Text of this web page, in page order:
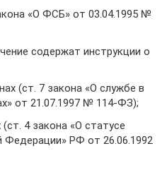
«О ФСБ» от 03.04.1995 №
содержат инструкции о
(ст. 7 закона «О службе в
от 21.07.1997 № 114-ФЗ);
4 закона «О статусе
Федерации» РФ от 26.06.1992